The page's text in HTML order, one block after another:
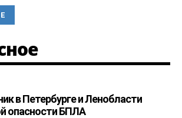
в Петербурге и Ленобласти
опасности БПЛА